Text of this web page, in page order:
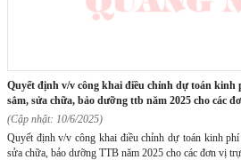
quyết định v/v công khai điều chỉnh dự toán kinh phí không tự chủ - kinh phí mua
sắm, sửa chữa, bảo dưỡng ttb năm 2025 cho các
(Cập nhật: 10/6/2025)
Quyết định v/v công khai điều chỉnh dự toán kinh
sửa chữa, bảo dưỡng TTB năm 2025 cho các đơn vị